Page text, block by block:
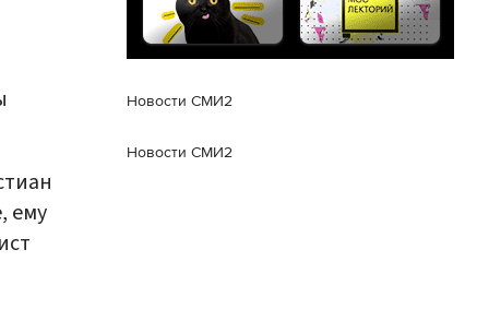
ему
Новости СМИ2
Новости СМИ2